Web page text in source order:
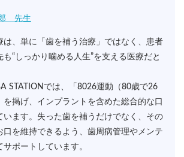
先生
は、単に「歯を補う治療」ではなく、患者
“しっかり噛める人生”を支える医療だと
STATIONでは、「8026運動（80歳で26
を掲げ、インプラントを含めた総合的な口
います。失った歯を補うだけでなく、その
口を維持できるよう、歯周病管理やメンテ
ポートしています。